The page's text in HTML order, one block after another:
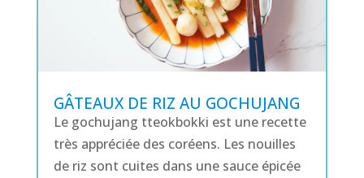
GÂTEAUX DE RIZ AU GOCHUJANG
Le gochujang tteokbokki est une recette
très appréciée des coréens. Les nouilles
de riz sont cuites dans une sauce épicée